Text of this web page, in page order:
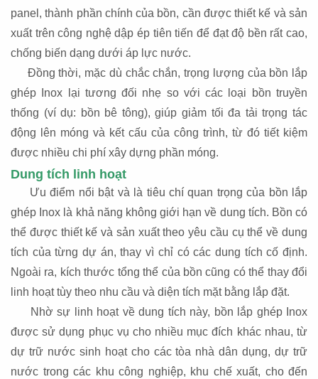
panel, thành phần chính của bồn, cần được thiết kế và sản
xuất trên công nghệ dập ép tiên tiến để đạt độ bền rất cao,
chống biến dạng dưới áp lực nước.
Đồng thời, mặc dù chắc chắn, trọng lượng của bồn lắp
ghép Inox lại tương đối nhẹ so với các loại bồn truyền
thống (ví dụ: bồn bê tông), giúp giảm tối đa tải trọng tác
động lên móng và kết cấu của công trình, từ đó tiết kiệm
được nhiều chi phí xây dựng phần móng.
Dung tích linh hoạt
Ưu điểm nổi bật và là tiêu chí quan trọng của bồn lắp
ghép Inox là khả năng không giới hạn về dung tích. Bồn có
thể được thiết kế và sản xuất theo yêu cầu cụ thể về dung
tích của từng dự án, thay vì chỉ có các dung tích cố định.
Ngoài ra, kích thước tổng thể của bồn cũng có thể thay đổi
linh hoạt tùy theo nhu cầu và diện tích mặt bằng lắp đặt.
Nhờ sự linh hoạt về dung tích này, bồn lắp ghép Inox
được sử dụng phục vụ cho nhiều mục đích khác nhau, từ
dự trữ nước sinh hoạt cho các tòa nhà dân dụng, dự trữ
nước trong các khu công nghiệp, khu chế xuất, cho đến